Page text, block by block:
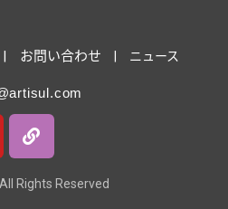
お問い合わせ ニュース
Rights Reserved